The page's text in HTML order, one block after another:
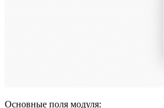
Основные поля модуля: